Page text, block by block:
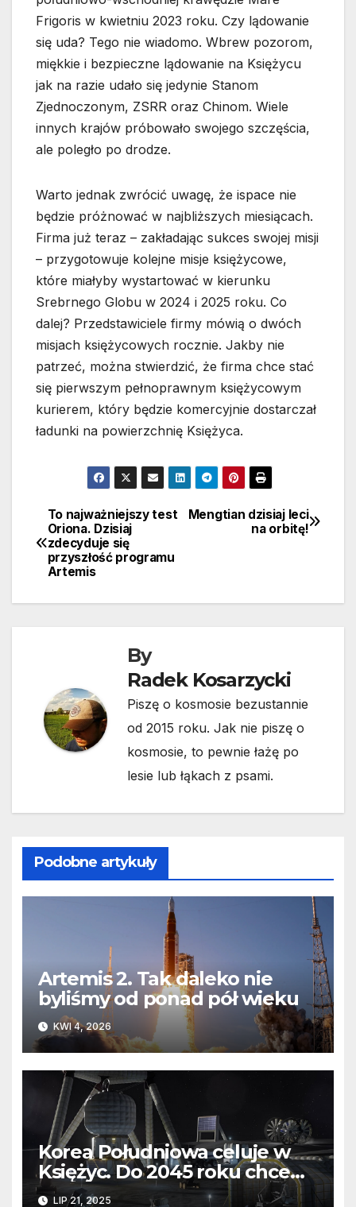
Frigoris w kwietniu 2023 roku. Czy lądowanie
się uda? Tego nie wiadomo. Wbrew pozorom,
miękkie i bezpieczne lądowanie na Księżycu
jak na razie udało się jedynie Stanom
Zjednoczonym, ZSRR oraz Chinom. Wiele
innych krajów próbowało swojego szczęścia,
ale poległo po drodze.
Warto jednak zwrócić uwagę, że ispace nie
będzie próżnować w najbliższych miesiącach.
Firma już teraz – zakładając sukces swojej misji
– przygotowuje kolejne misje księżycowe,
które miałyby wystartować w kierunku
Srebrnego Globu w 2024 i 2025 roku. Co
dalej? Przedstawiciele firmy mówią o dwóch
misjach księżycowych rocznie. Jakby nie
patrzeć, można stwierdzić, że firma chce stać
się pierwszym pełnoprawnym księżycowym
kurierem, który będzie komercyjnie dostarczał
ładunki na powierzchnię Księżyca.
Nawigacja
wpisu
Mengtian dzisiaj leci
na orbitę!
To najważniejszy test
Oriona. Dzisiaj
zdecyduje się
przyszłość programu
Artemis
By
Radek Kosarzycki
Piszę o kosmosie bezustannie
od 2015 roku. Jak nie piszę o
kosmosie, to pewnie łażę po
lesie lub łąkach z psami.
Podobne artykuły
Artemis 2. Tak daleko nie
byliśmy od ponad pół wieku
KWI 4, 2026
Korea Południowa celuje w
Księżyc. Do 2045 roku chce
zbudować tam bazę
LIP 21, 2025